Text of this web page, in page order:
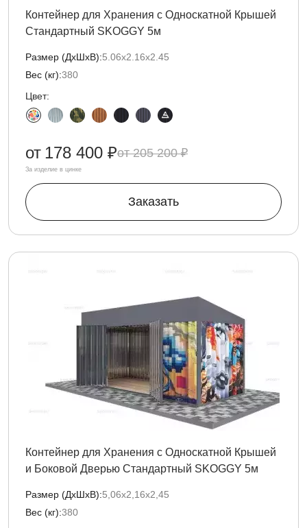
Контейнер для Хранения с Односкатной Крышей
Стандартный SKOGGY 5м
Размер (ДxШxВ):5.06х2.16х2.45
Вес (кг):380
Цвет:
205 200 ₽
от 178 400 ₽
За изделие в цинке
Заказать
Контейнер для Хранения с Односкатной Крышей
и Боковой Дверью Стандартный SKOGGY 5м
Размер (ДxШxВ):5,06х2,16х2,45
Вес (кг):380